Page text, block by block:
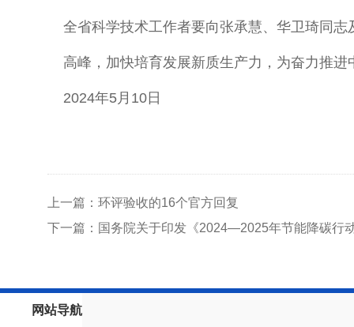
全省科学技术工作者要向张承慧、华卫琦同
高峰，加快培育发展新质生产力，为奋力推
2024年5月10日
上一篇：环评验收的16个官方回复
下一篇：国务院关于印发《2024—2025年节能降碳行
网站导航